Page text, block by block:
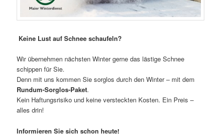
Keine Lust auf Schnee schaufeln?
Wir übernehmen nächsten Winter gerne das lästige Schnee
schippen für Sie.
Denn mit uns kommen Sie sorglos durch den Winter – mit dem
Rundum-Sorglos-Paket.
Kein Haftungsrisiko und keine versteckten Kosten. Ein Preis –
alles drin!
Informieren Sie sich schon heute!